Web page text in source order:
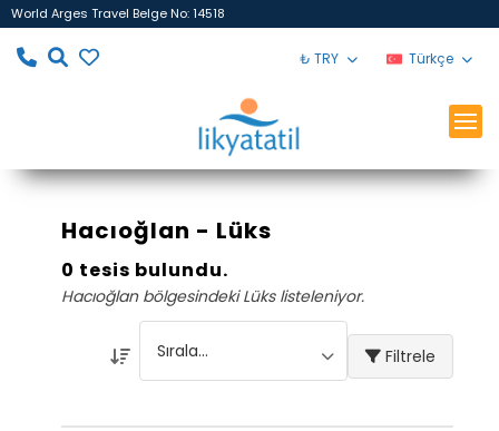
World Arges Travel Belge No: 14518
₺ TRY Türkçe
Hacıoğlan - Lüks
0 tesis bulundu.
Hacıoğlan bölgesindeki Lüks listeleniyor.
Filtrele